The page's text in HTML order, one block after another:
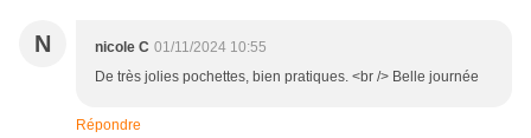
N nicole C 01/11/2024 10:55
De très jolies pochettes, bien pratiques. <br /> Belle journée
Répondre